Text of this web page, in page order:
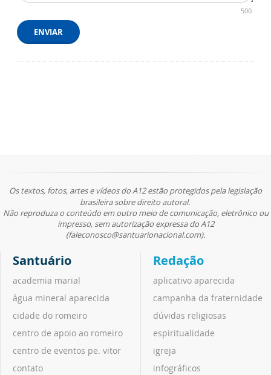
500
ENVIAR
Os textos, fotos, artes e vídeos do A12 estão protegidos pela legislação
brasileira sobre direito autoral.
Não reproduza o conteúdo em outro meio de comunicação, eletrônico ou
impresso, sem autorização expressa do A12
(faleconosco@santuarionacional.com).
Santuário
academia marial
água mineral aparecida
cidade do romeiro
centro de apoio ao romeiro
centro de eventos pe. vitor
contato
Redação
aplicativo aparecida
campanha da fraternidade
dúvidas religiosas
espiritualidade
igreja
infográficos